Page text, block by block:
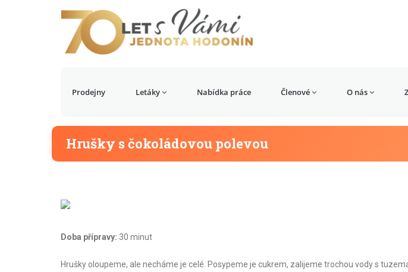
Prodejny Letáky Nabídka práce Členové O nás
Hrušky s čokoládovou polevou
Doba přípravy: 30 minut
Hrušky oloupeme, ale necháme je celé. Posypeme je cukrem, zalijeme trochou vody s